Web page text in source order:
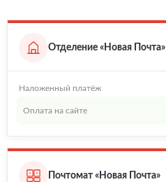
Отделение «Новая Почта»
Наложенный платёж
Оплата на сайте
Почтомат «Новая Почта»